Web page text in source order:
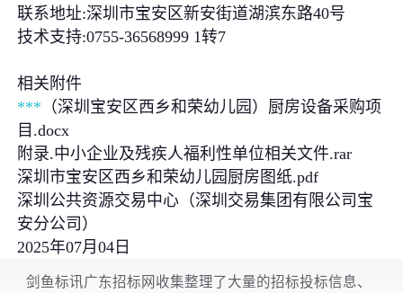
联系地址:深圳市宝安区新安街道湖滨东路40号
技术支持:0755-36568999 1转7
相关附件
*** （深圳宝安区西乡和荣幼儿园）厨房设备采购项
目.docx
附录.中小企业及残疾人福利性单位相关文件.rar
深圳市宝安区西乡和荣幼儿园厨房图纸.pdf
深圳公共资源交易中心（深圳交易集团有限公司宝
安分公司）
2025年07月04日
剑鱼标讯广东招标网收集整理了大量的招标投标信息、